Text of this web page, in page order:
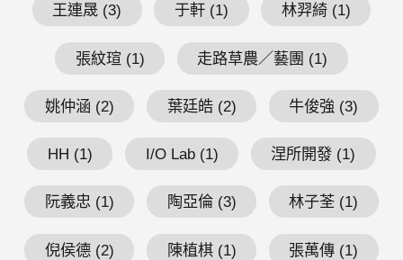
王連晟 (3) 于軒 (1) 林羿綺 (1)
張紋瑄 (1) 走路草農／藝團 (1)
姚仲涵 (2) 葉廷皓 (2) 牛俊強 (3)
HH (1) I/O Lab (1) 涅所開發 (1)
阮義忠 (1) 陶亞倫 (3) 林子荃 (1)
倪侯德 (2) 陳植棋 (1) 張萬傳 (1)